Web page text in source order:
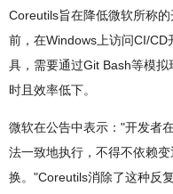
Coreutils旨在降低微软所称
前，在Windows上访问CI/
具，需要通过Git Bash等模
时且效率低下。
微软在公告中表示："开发者
法一致地执行，不得不依赖
换。"Coreutils消除了这种反